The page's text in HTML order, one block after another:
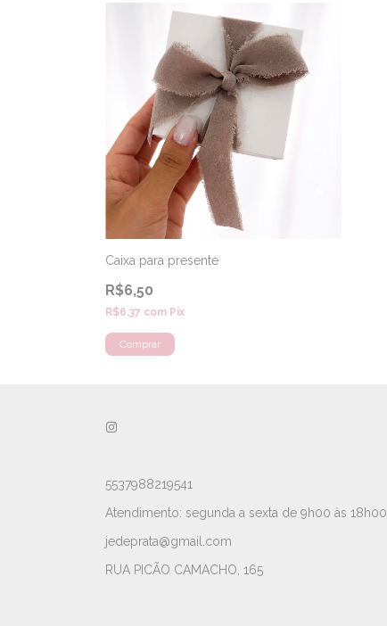
Caixa para presente
R$6,50
R$6,37 com Pix
5537988219541
Atendimento: segunda a sexta de 9h00 às 18h00
jedeprata@gmail.com
RUA PICÃO CAMACHO, 165